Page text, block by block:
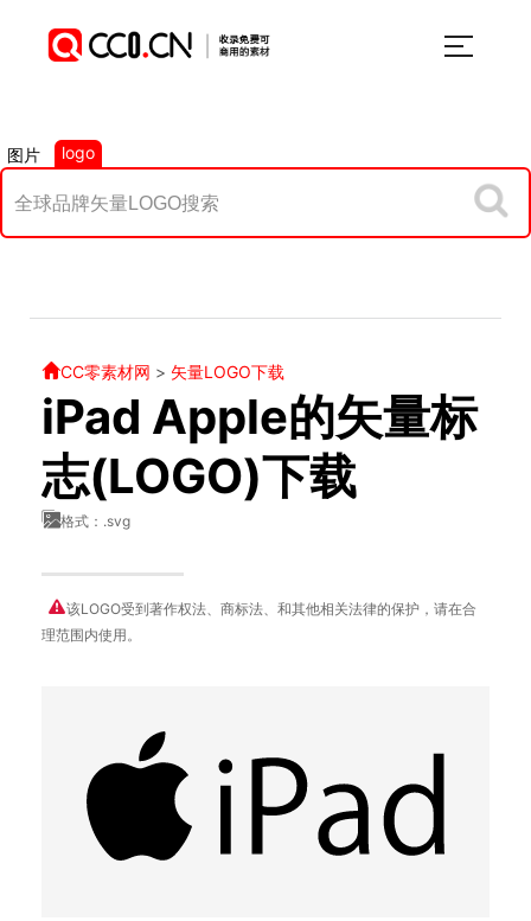
图片 logo
CC零素材网 > 矢量LOGO下载
iPad Apple的矢量标
志(LOGO)下载
格式：.svg
该LOGO受到著作权法、商标法、和其他相关法律的保护，请在合
理范围内使用。